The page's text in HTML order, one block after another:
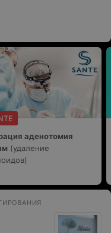
спасибо всем за
Татьяне и
взглянуть на мир
насколько
аденотомия
(удаление